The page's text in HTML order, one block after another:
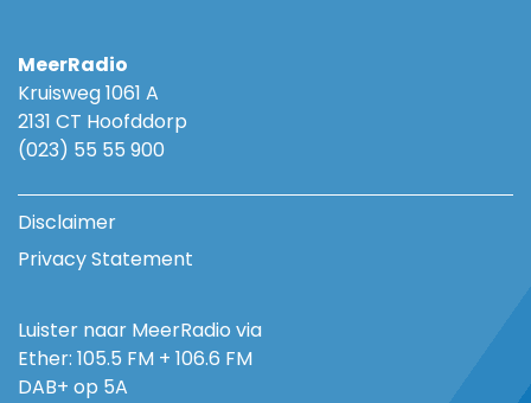
MeerRadio
Kruisweg 1061 A
2131 CT Hoofddorp
(023) 55 55 900
Disclaimer
Privacy Statement
Luister naar MeerRadio via
Ether: 105.5 FM + 106.6 FM
DAB+ op 5A